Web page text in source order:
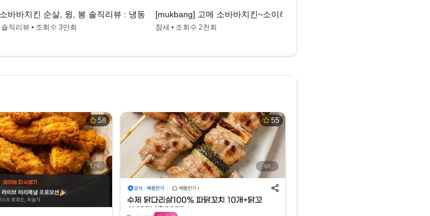
바바치킨 순살, 윙, 봉 솔직리뷰 : 냉동치킨, 에어프라이어치킨
직리뷰 • 조회수 3만회
[mukbang] 고메 소바바치킨~소이허니순살/양념순살/마쏘킥순살~김치육
참새 • 조회수 2천회
58 55